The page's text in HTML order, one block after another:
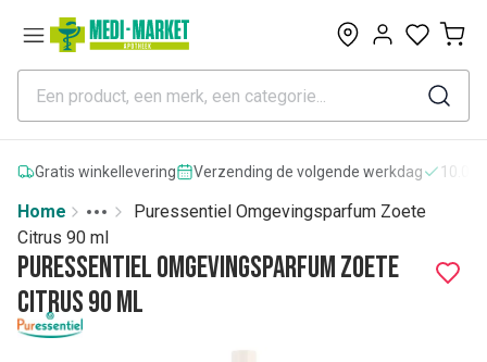
0
Gratis winkellevering Verzending de volgende werkdag
Home
More
Toggle menu
Puressentiel Omgevingsparfum Zoete
Citrus 90 ml
Puressentiel Omgevingsparfum Zoete
Citrus 90 ml